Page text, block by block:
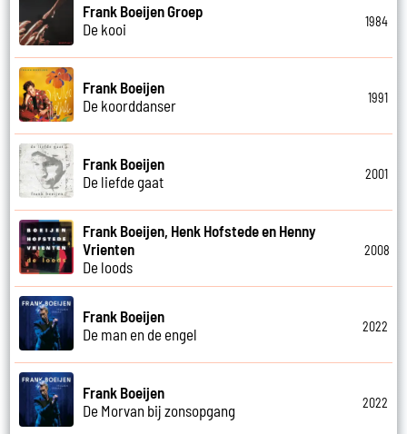
Frank Boeijen Groep
De kooi
1984
Frank Boeijen
De koorddanser
1991
Frank Boeijen
De liefde gaat
2001
Frank Boeijen, Henk Hofstede en Henny
Vrienten
De loods
2008
Frank Boeijen
De man en de engel
2022
Frank Boeijen
De Morvan bij zonsopgang
2022